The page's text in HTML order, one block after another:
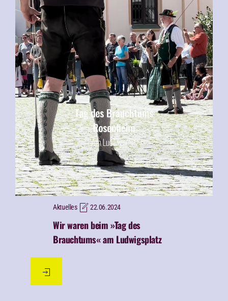
Aktuelles 22.06.2024
Wir waren beim »Tag des
Brauchtums« am Ludwigsplatz